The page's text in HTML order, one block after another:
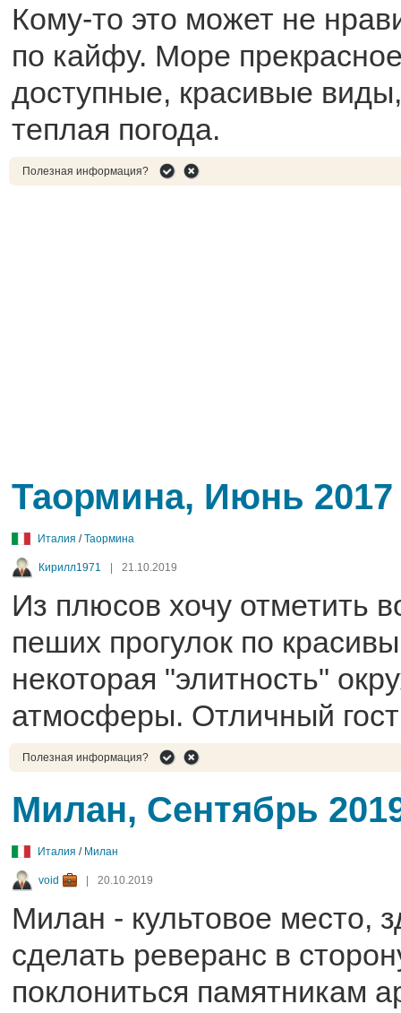
Кому-то это может не
по кайфу. Море
доступные, красивые
теплая погода.
Полезная информация?
Таормина, Июнь 2017
Италия /Таормина
Кирилл1971 21.10.2019
Из плюсов хочу отметить
пеших прогулок по
некоторая "элитность"
атмосферы. Отличный
Полезная информация?
Милан, Сентябрь
Италия / Милан
void 20.10.2019
Милан - культовое место,
сделать реверанс в
поклониться памятникам